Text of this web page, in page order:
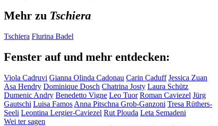
Mehr zu Tschiera
Tschiera Flurina Badel
Fenster auf und mehr entdecken:
Viola Cadruvi Gianna Olinda Cadonau Carin Caduff Jessica Zuan
Asa Hendry Dominique Dosch Chatrina Josty Laura Schütz
Dumenic Andry Benedetto Vigne Leo Tuor Roman Caviezel Jürg
Gautschi Luisa Famos Anna Pitschna Grob-Ganzoni Tresa Rüthers-
Seeli Leontina Lergier-Caviezel Rut Plouda Leta Semadeni
Wei ter sagen